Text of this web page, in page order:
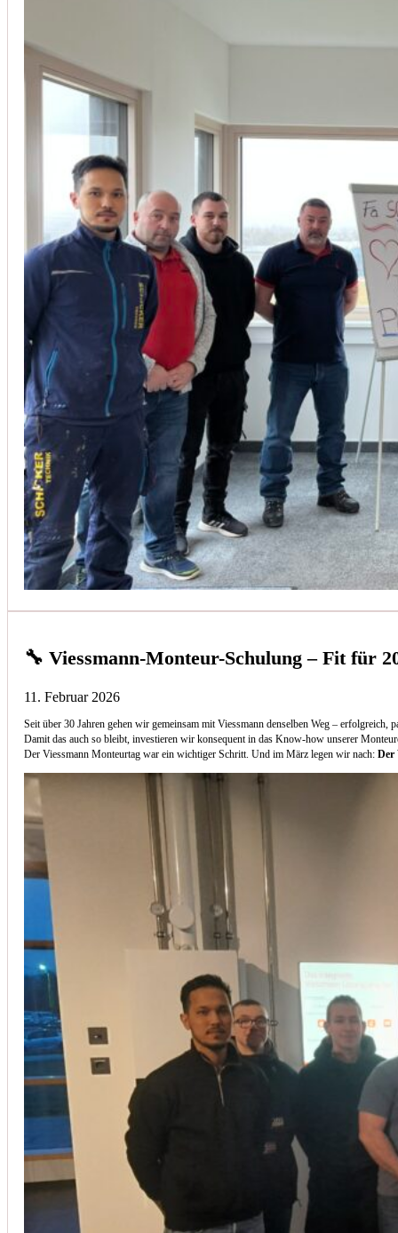
🔧 Viessmann-Monteur-Schulung – Fit für
11. Februar 2026
Seit über 30 Jahren gehen wir gemeinsam mit Viessmann denselben Weg – erfolgreich,
Damit das auch so bleibt, investieren wir konsequent in das Know-how unserer
Der Viessmann Monteurtag war ein wichtiger Schritt. Und im März legen wir nach:Der
Installation von Klimaanlagen
SERVICE
Wir legen großen Wert auf Qualität und
Kundenzufriedenheit. Bei der Installation von
Klimaanlagen verwenden wir nur hochwertige
Produkte führender Hersteller und gewährleisten,
dass jede Installation nicht nur effizient, sondern
auch energieeinsparend ist.